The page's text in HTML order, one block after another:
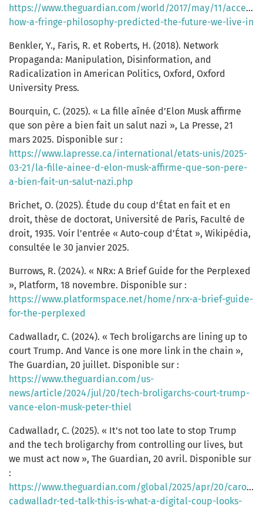
https://www.theguardian.com/world/2017/may/11/
how-a-fringe-philosophy-predicted-the-future-we-live-in
Benkler, Y., Faris, R. et Roberts, H. (2018). Network
Propaganda: Manipulation, Disinformation, and
Radicalization in American Politics, Oxford, Oxford
University Press.
Bourquin, C. (2025). « La fille aînée d’Elon Musk affirme
que son père a bien fait un salut nazi », La Presse, 21
mars 2025. Disponible sur :
https://www.lapresse.ca/international/etats-unis/2025-
03-21/la-fille-ainee-d-elon-musk-affirme-que-son-pere-
a-bien-fait-un-salut-nazi.php
Brichet, O. (2025). Étude du coup d’État en fait et en
droit, thèse de doctorat, Université de Paris, Faculté de
droit, 1935. Voir l’entrée « Auto-coup d’État », Wikipédia,
consultée le 30 janvier 2025.
Burrows, R. (2024). « NRx: A Brief Guide for the Perplexed
», Platform, 18 novembre. Disponible sur :
https://www.platformspace.net/home/nrx-a-brief-guide-
for-the-perplexed
Cadwalladr, C. (2024). « Tech broligarchs are lining up to
court Trump. And Vance is one more link in the chain »,
The Guardian, 20 juillet. Disponible sur :
https://www.theguardian.com/us-
news/article/2024/jul/20/tech-broligarchs-court-trump-
vance-elon-musk-peter-thiel
Cadwalladr, C. (2025). « It’s not too late to stop Trump
and the tech broligarchy from controlling our lives, but
we must act now », The Guardian, 20 avril. Disponible sur
:
https://www.theguardian.com/global/2025/apr/20/carole-
cadwalladr-ted-talk-this-is-what-a-digital-coup-looks-